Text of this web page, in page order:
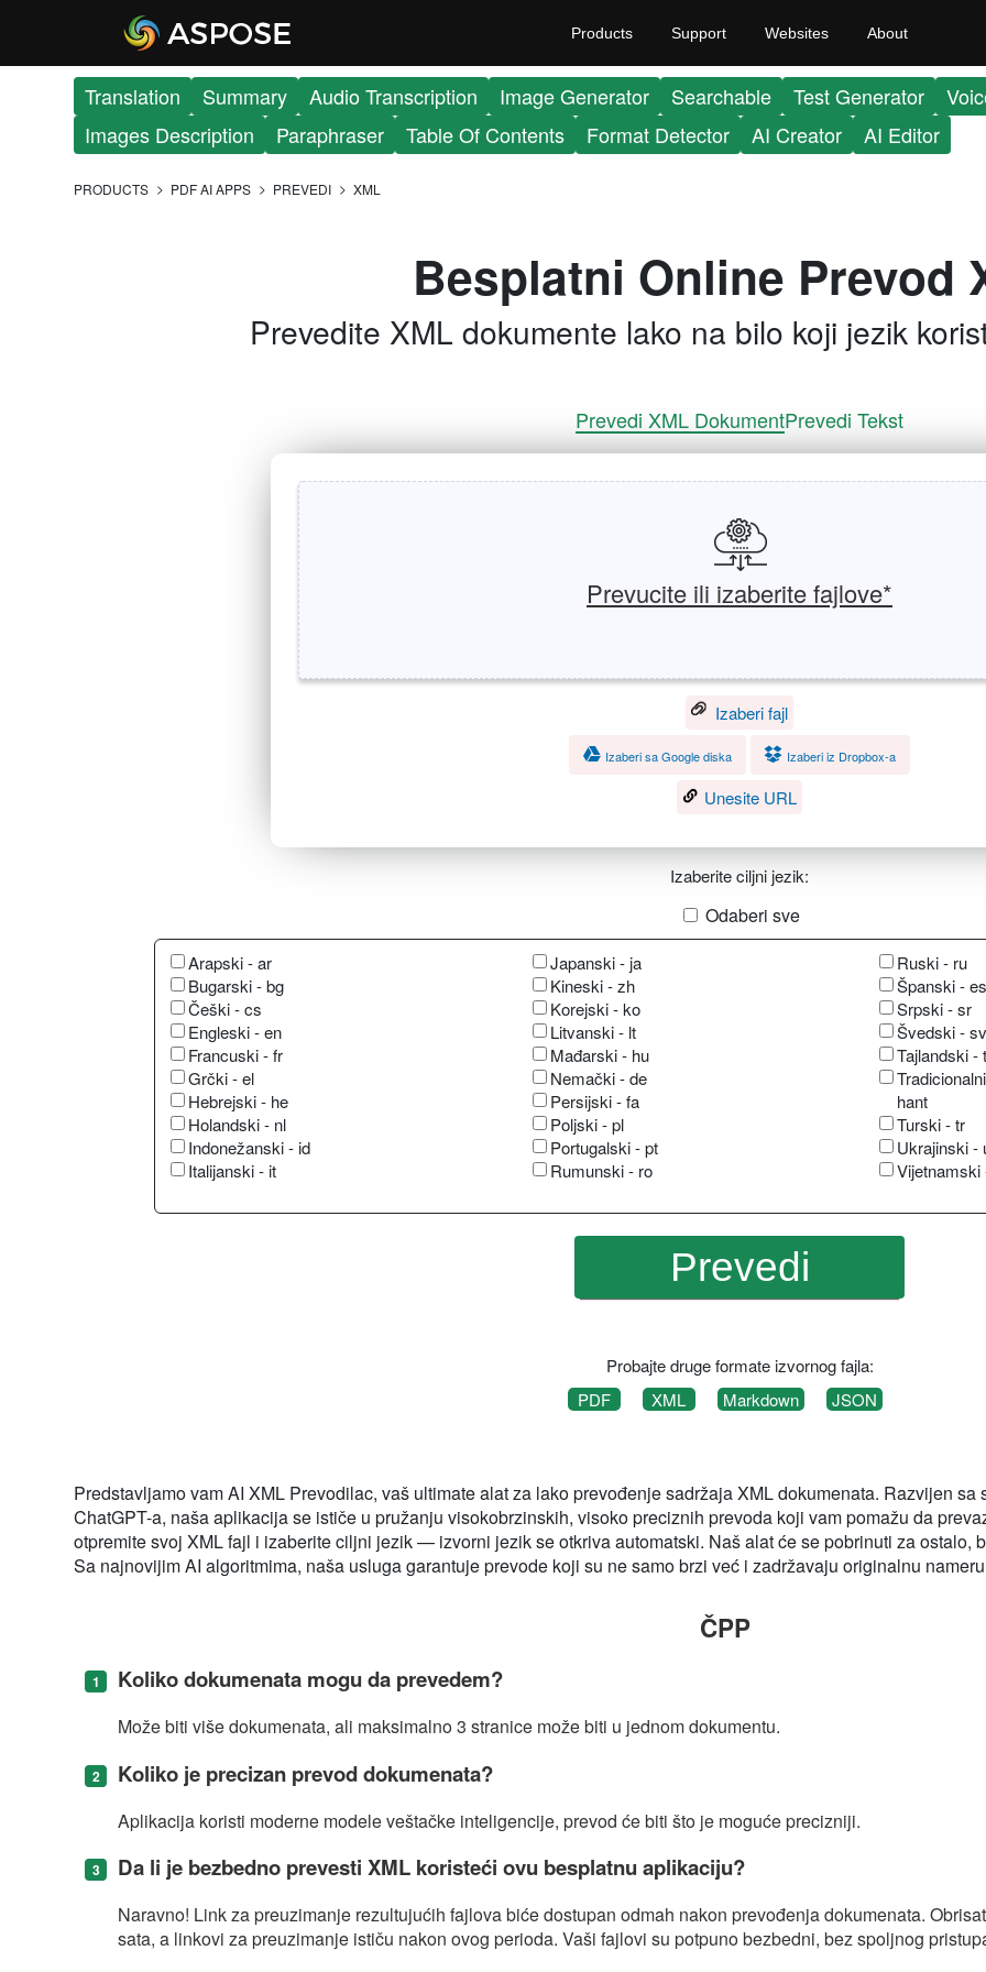
Products Support Websites About
Translation Summary Audio Transcription Image Generator Searchable Test Generator
Images Description
Paraphraser Table Of Contents Format Detector AI Creator AI Editor
PRODUCTS PDF AI APPS PREVEDI XML
Besplatni Online Prevod
Prevedite XML dokumente lako na bilo koji jezik
Prevedi XML DokumentPrevedi Tekst
Prevucite ili izaberite fajlove*
Izaberi fajl
Izaberi sa Google diska Izaberi iz Dropbox-a
Unesite URL
Izaberite ciljni jezik:
Odaberi sve
Arapski - ar
Bugarski - bg
Češki - cs
Engleski - en
Francuski - fr
Grčki - el
Hebrejski - he
Holandski - nl
Indonežanski - id
Italijanski - it
Japanski - ja
Kineski - zh
Korejski - ko
Litvanski - lt
Mađarski - hu
Nemački - de
Persijski - fa
Poljski - pl
Portugalski - pt
Rumunski - ro
Ruski - ru
Španski -
Srpski - sr
Švedski -
Tajlandski -
hant
Turski - tr
Ukrajinski -
Vijetnamski
Probajte druge formate izvornog fajla:
PDF
XML Markdown JSON
Predstavljamo vam AI XML Prevodilac, vaš ultimate alat za lako prevođenje sadržaja XML dokumenata. Razvijen
ChatGPT-a, naša aplikacija se ističe u pružanju visokobrzinskih, visoko preciznih prevoda koji vam pomažu da
otpremite svoj XML fajl i izaberite ciljni jezik — izvorni jezik se otkriva automatski. Naš alat će se pobrinuti za ostalo,
Sa najnovijim AI algoritmima, naša usluga garantuje prevode koji su ne samo brzi već i zadržavaju originalnu
ČPP
Koliko dokumenata mogu da prevedem?
Može biti više dokumenata, ali maksimalno 3 stranice može biti u jednom dokumentu.
Koliko je precizan prevod dokumenata?
Aplikacija koristi moderne modele veštačke inteligencije, prevod će biti što je moguće precizniji.
Da li je bezbedno prevesti XML koristeći ovu besplatnu aplikaciju?
Naravno! Link za preuzimanje rezultujućih fajlova biće dostupan odmah nakon prevođenja dokumenata.
sata, a linkovi za preuzimanje ističu nakon ovog perioda. Vaši fajlovi su potpuno bezbedni, bez spoljnog